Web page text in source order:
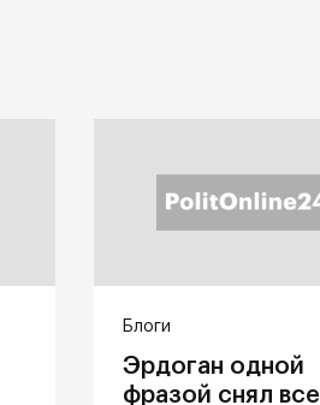
Блоги
Эрдоган одной
фразой снял все